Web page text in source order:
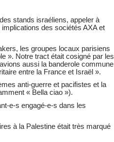
stands israéliens, appeler à
des sociétés AXA et
les groupes locaux parisiens
». Notre tract était cosigné par les
aussi la banderole commune
entre la France et Israël ».
anti-guerre et pacifistes et la
« Bella ciao »).
e-s engagé-e-s dans les
à la Palestine était très marqué